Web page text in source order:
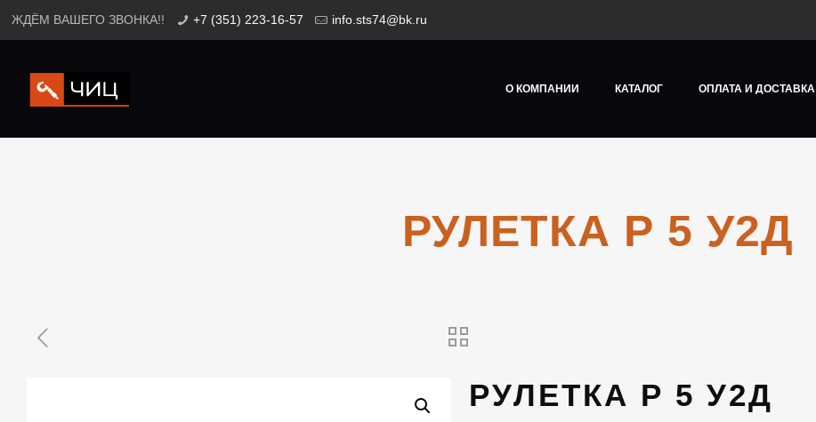
ЖДЁМ ВАШЕГО ЗВОНКА!! +7 (351) 223-16-57 info.sts74@bk.ru
О КОМПАНИИ КАТАЛОГ ОПЛАТА И ДОСТАВКА
РУЛЕТКА Р 5 У2Д
РУЛЕТКА Р 5 У2Д